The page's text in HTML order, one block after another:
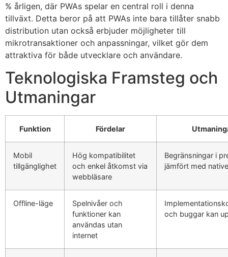
% årligen, där PWAs spelar en central roll i denna
tillväxt. Detta beror på att PWAs inte bara tillåter snabb
distribution utan också erbjuder möjligheter till
mikrotransaktioner och anpassningar, vilket gör dem
attraktiva för både utvecklare och användare.
Teknologiska Framsteg och
Utmaningar
Funktion Fördelar
Mobil
tillgänglighet
Hög kompatibilitet
och enkel åtkomst via
webbläsare
Begränsningar i
jämfört med
Offline-läge
Spelnivåer och
funktioner kan
användas utan
internet
och buggar kan